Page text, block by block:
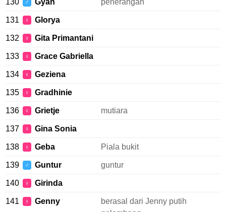
130 ♂ Gyan penerangan
131 ♀ Glorya
132 ♀ Gita Primantani
133 ♀ Grace Gabriella
134 ♀ Geziena
135 ♀ Gradhinie
136 ♀ Grietje mutiara
137 ♀ Gina Sonia
138 ♀ Geba Piala bukit
139 ♂ Guntur guntur
140 ♀ Girinda
141 ♀ Genny
berasal dari Jenny putih